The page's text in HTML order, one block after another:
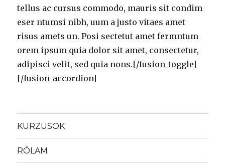
tellus ac cursus commodo, mauris sit condim
eser ntumsi nibh, uum a justo vitaes amet
risus amets un. Posi sectetut amet fermntum
orem ipsum quia dolor sit amet, consectetur,
adipisci velit, sed quia nons.[/fusion_toggle]
[/fusion_accordion]
KURZUSOK
RÓLAM